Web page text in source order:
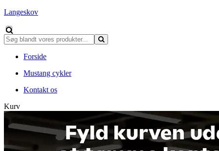
Langeskov
Forside
Mustang cykler
Kontakt os
Kurv